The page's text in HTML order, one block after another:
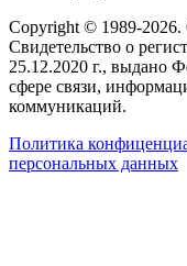
Copyright © 1989-
Свидетельство о
25.12.2020 г., выдано
сфере связи,
коммуникаций.
Политика
персональных данных